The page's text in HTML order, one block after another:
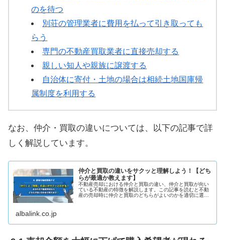
のを待つ
別荘の管理業者に費用を払って引き取っても
らう
専門の不動産買取業者に直接売却する
親しい知人や親族に譲渡する
自治体に寄付・土地の場合は相続土地国庫帰
属制度を利用する
なお、仲介・買取の違いについては、以下の記事で詳
しく解説しています。
仲介と買取の違いをサクッと理解しよう！【どち
らが最適か教えます】
不動産売却における仲介と買取の違い、仲介と買取が向い
ている不動産の特徴を解説します。この記事を読むと不動
産の売却時に仲介と買取のどちらがよいのかを適切に選択
albalink.co.jp